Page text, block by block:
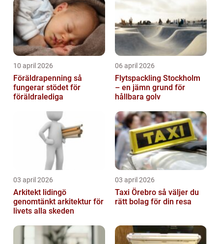
10 april 2026
Föräldrapenning så
fungerar stödet för
föräldralediga
06 april 2026
Flytspackling Stockholm
– en jämn grund för
hållbara golv
03 april 2026
Arkitekt lidingö
genomtänkt arkitektur för
livets alla skeden
03 april 2026
Taxi Örebro så väljer du
rätt bolag för din resa